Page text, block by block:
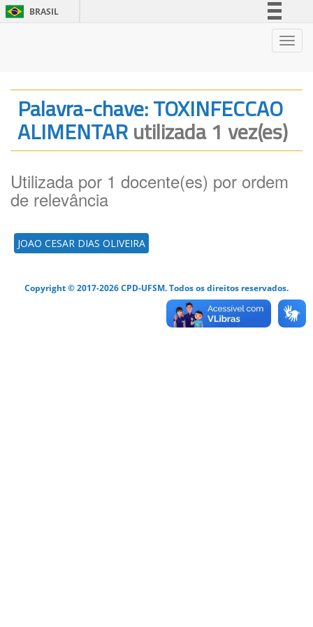
BRASIL
Legislação
Canais
Palavra-chave: TOXINFECCAO
ALIMENTARutilizada 1 vez(es)
Utilizada por 1 docente(es) por ordem
de relevância
JOAO CESAR DIAS OLIVEIRA
Copyright © 2017-2026 CPD-UFSM. Todos os direitos reservados.